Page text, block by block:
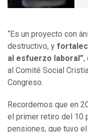
“Es un proyecto con
destructivo, y
al esfuerzo laboral”,
al Comité Social
Congreso.
Recordemos que en
el primer retiro del 10
pensiones, que tuvo